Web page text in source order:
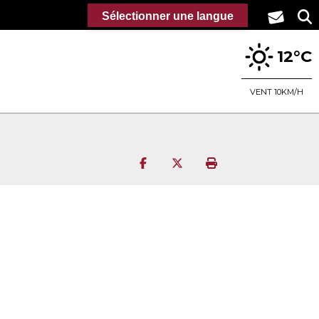
12°C
VENT 10KM/H
Partager sur Facebook
Partager sur Twitter
Imprimer la page
Sélectionner une langue